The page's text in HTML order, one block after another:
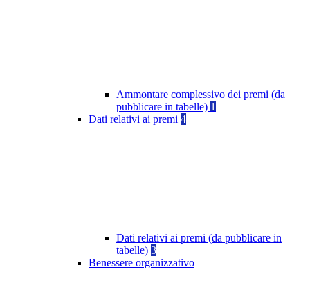
Ammontare complessivo dei premi (da
pubblicare in tabelle) 1
Dati relativi ai premi 4
Dati relativi ai premi (da pubblicare in
tabelle) 3
Benessere organizzativo